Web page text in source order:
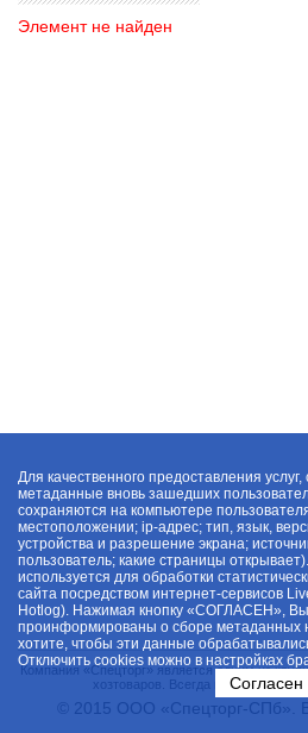
Элемент не найден
Компания «Спецторг» является одним из
хозтоваров. Всегда в наличии
© 2015 ООО «Спецторг-СПб».
Для качественного предоставления
метаданные вновь зашедших
сохраняются на компьютере
местоположении; ip-адрес; тип, язык,
устройства и разрешение экрана;
пользователь; какие страницы
используется для обработки
сайта посредством интернет-сервисов
Hotlog). Нажимая кнопку «СОГЛАСЕН»,
проинформированы о сборе метаданных
хотите, чтобы эти данные
Отключить cookies можно в настройках
Согласен